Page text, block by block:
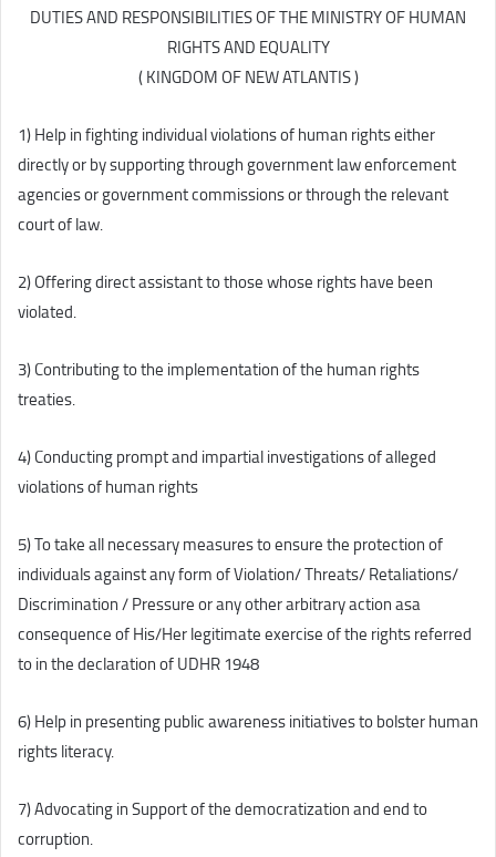
DUTIES AND RESPONSIBILITIES OF THE MINISTRY OF HUMAN
RIGHTS AND EQUALITY
( KINGDOM OF NEW ATLANTIS )
1) Help in fighting individual violations of human rights either
directly or by supporting through government law enforcement
agencies or government commissions or through the relevant
court of law.
2) Offering direct assistant to those whose rights have been
violated.
3) Contributing to the implementation of the human rights
treaties.
4) Conducting prompt and impartial investigations of alleged
violations of human rights
5) To take all necessary measures to ensure the protection of
individuals against any form of Violation/ Threats/ Retaliations/
Discrimination / Pressure or any other arbitrary action asa
consequence of His/Her legitimate exercise of the rights referred
to in the declaration of UDHR 1948
6) Help in presenting public awareness initiatives to bolster human
rights literacy.
7) Advocating in Support of the democratization and end to
corruption.